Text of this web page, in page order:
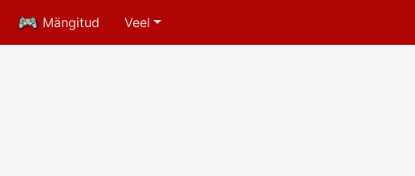
Mängitud Veel